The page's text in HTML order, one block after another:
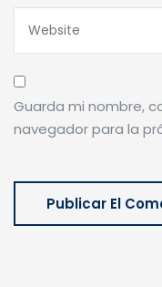
Guarda mi nombre,
navegador para la